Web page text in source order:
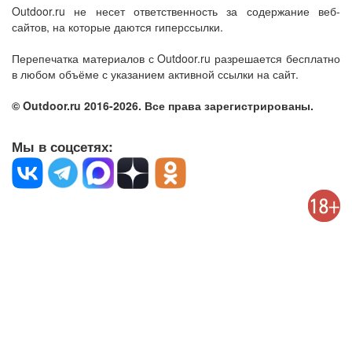
Outdoor.ru не несет ответственность за содержание веб-
сайтов, на которые даются гиперссылки.
Перепечатка материалов с Outdoor.ru разрешается бесплатно
в любом объёме с указанием активной ссылки на сайт.
© Outdoor.ru 2016-2026. Все права зарегистрированы.
Мы в соцсетях: